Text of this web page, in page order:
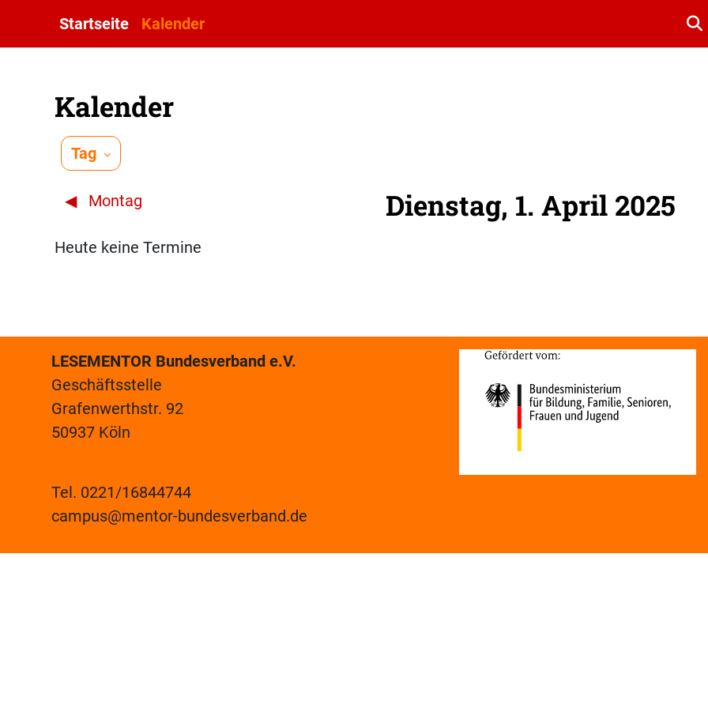
Startseite Kalender
Kalender
Tag
◀︎ Montag Dienstag, 1. April 2025
Heute keine Termine
LESEMENTOR Bundesverband e.V.
Geschäftsstelle
Grafenwerthstr. 92
50937 Köln
Tel. 0221/16844744
campus@mentor-bundesverband.de